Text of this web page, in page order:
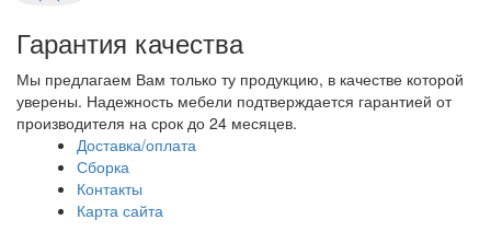
Гарантия качества
Мы предлагаем Вам только ту продукцию, в качестве которой
уверены. Надежность мебели подтверждается гарантией от
производителя на срок до 24 месяцев.
Доставка/оплата
Сборка
Контакты
Карта сайта